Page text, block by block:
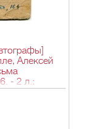
Алексей
- 2 л.;